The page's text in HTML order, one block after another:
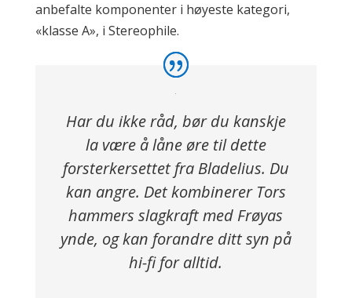
anbefalte komponenter i høyeste kategori,
«klasse A», i Stereophile.
Har du ikke råd, bør du kanskje
la være å låne øre til dette
forsterkersettet fra Bladelius. Du
kan angre. Det kombinerer Tors
hammers slagkraft med Frøyas
ynde, og kan forandre ditt syn på
hi-fi for alltid.